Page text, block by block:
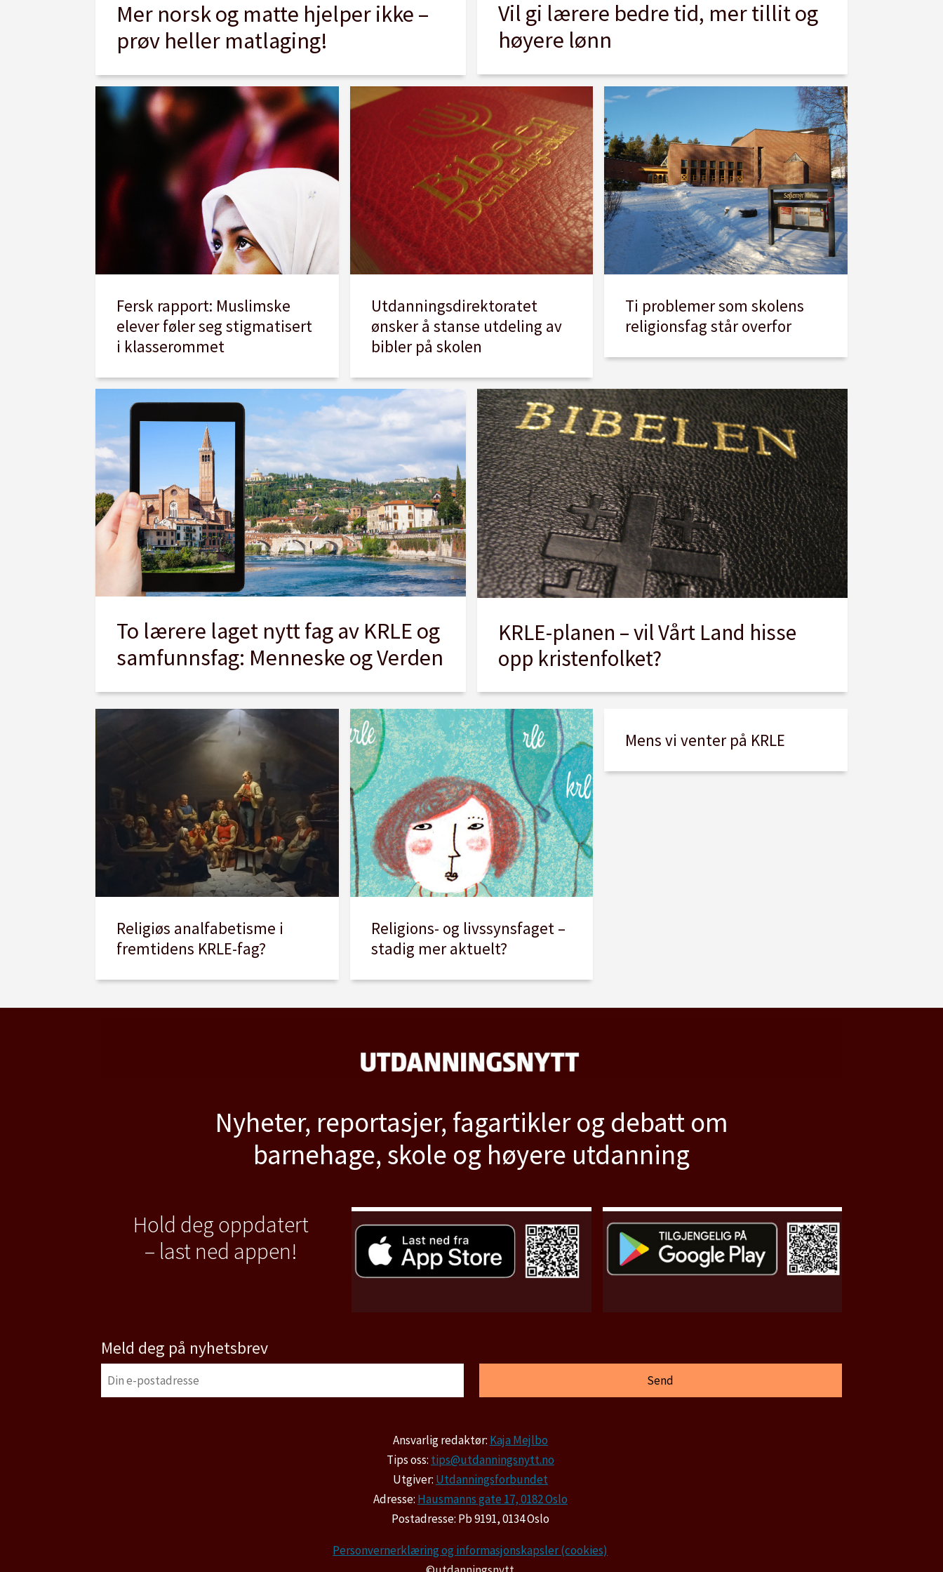
Mer norsk og matte hjelper ikke –
prøv heller matlaging!
Vil gi lærere bedre tid, mer tillit og
høyere lønn
Fersk rapport: Muslimske
elever føler seg stigmatisert
i klasserommet
Utdanningsdirektoratet
ønsker å stanse utdeling av
bibler på skolen
Ti problemer som skolens
religionsfag står overfor
To lærere laget nytt fag av KRLE og
samfunnsfag: Menneske og Verden
KRLE-planen – vil Vårt Land hisse
opp kristenfolket?
Religiøs analfabetisme i
fremtidens KRLE-fag?
Religions- og livssynsfaget –
stadig mer aktuelt?
Mens vi venter på KRLE
Nyheter, reportasjer, fagartikler og debatt om
barnehage, skole og høyere utdanning
Hold deg oppdatert
– last ned appen!
Meld deg på nyhetsbrev
Ansvarlig redaktør: Kaja Mejlbo
Tips oss: tips@utdanningsnytt.no
Utgiver: Utdanningsforbundet
Adresse: Hausmanns gate 17, 0182 Oslo
Postadresse: Pb 9191, 0134 Oslo
Personvernerklæring og informasjonskapsler (cookies)